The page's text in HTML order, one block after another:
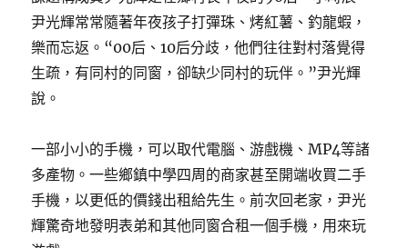
尹光輝常常隨著年夜孩子打彈珠、烤紅薯、釣龍蝦，
樂而忘返。“00后、10后分歧，他們往往對村落覺得
生疏，有同村的同窗，卻缺少同村的玩伴。”尹光輝
說。
一部小小的手機，可以取代電腦、游戲機、MP4等諸
多產物。一些鄉鎮中學四周的商家甚至開端收買二手
手機，以更低的價錢出租給先生。前次回老家，尹光
輝驚奇地發明表弟和其他同窗合租一個手機，用來玩